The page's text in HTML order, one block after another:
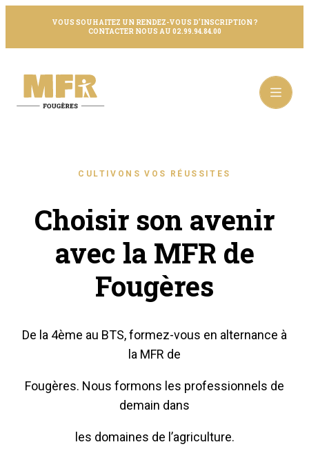
VOUS SOUHAITEZ UN RENDEZ-VOUS D’INSCRIPTION ?
CONTACTER NOUS AU 02.99.94.84.00
CULTIVONS VOS RÉUSSITES
Choisir son avenir
avec la MFR de
Fougères
De la 4ème au BTS, formez-vous en alternance à
la MFR de
Fougères. Nous formons les professionnels de
demain dans
les domaines de l’agriculture.